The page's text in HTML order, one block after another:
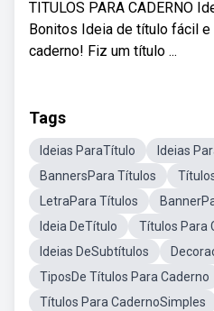
TITULOS PARA CADERNO
Bonitos Ideia de título fácil
caderno! Fiz um título ...
Tags
Ideias ParaTítulo
Ideias
BannersPara Títulos
LetraPara Títulos
Ideia DeTítulo
Títulos Para
Ideias DeSubtítulos
TiposDe Títulos Para Caderno
Títulos Para CadernoSimples